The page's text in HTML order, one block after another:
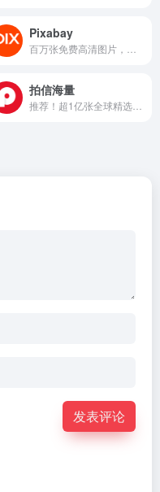
Pixabay
拍信海量
发表评论